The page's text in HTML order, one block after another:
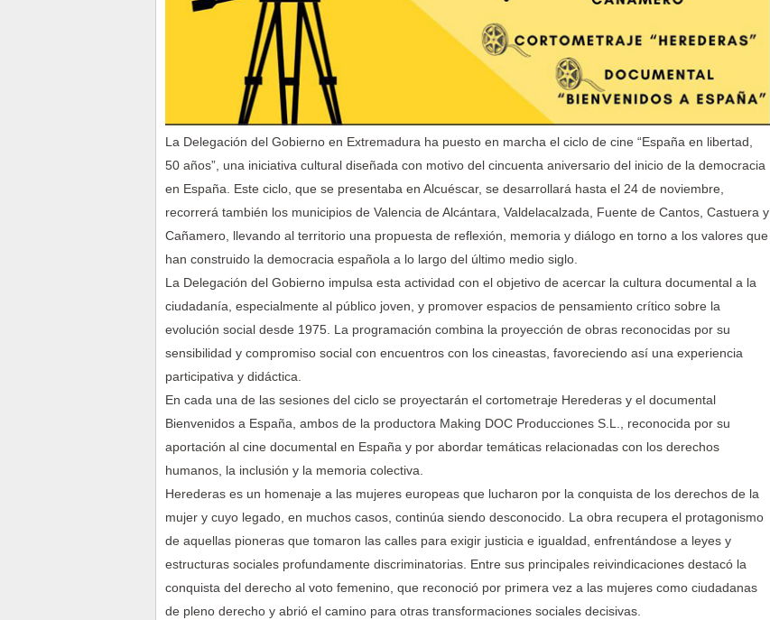
La Delegación del Gobierno en Extremadura ha puesto en marcha el ciclo de cine “España en libertad,
50 años”, una iniciativa cultural diseñada con motivo del cincuenta aniversario del inicio de la democracia
en España. Este ciclo, que se presentaba en Alcuéscar, se desarrollará hasta el 24 de noviembre,
recorrerá también los municipios de Valencia de Alcántara, Valdelacalzada, Fuente de Cantos, Castuera y
Cañamero, llevando al territorio una propuesta de reflexión, memoria y diálogo en torno a los valores que
han construido la democracia española a lo largo del último medio siglo.
La Delegación del Gobierno impulsa esta actividad con el objetivo de acercar la cultura documental a la
ciudadanía, especialmente al público joven, y promover espacios de pensamiento crítico sobre la
evolución social desde 1975. La programación combina la proyección de obras reconocidas por su
sensibilidad y compromiso social con encuentros con los cineastas, favoreciendo así una experiencia
participativa y didáctica.
En cada una de las sesiones del ciclo se proyectarán el cortometraje Herederas y el documental
Bienvenidos a España, ambos de la productora Making DOC Producciones S.L., reconocida por su
aportación al cine documental en España y por abordar temáticas relacionadas con los derechos
humanos, la inclusión y la memoria colectiva.
Herederas es un homenaje a las mujeres europeas que lucharon por la conquista de los derechos de la
mujer y cuyo legado, en muchos casos, continúa siendo desconocido. La obra recupera el protagonismo
de aquellas pioneras que tomaron las calles para exigir justicia e igualdad, enfrentándose a leyes y
estructuras sociales profundamente discriminatorias. Entre sus principales reivindicaciones destacó la
conquista del derecho al voto femenino, que reconoció por primera vez a las mujeres como ciudadanas
de pleno derecho y abrió el camino para otras transformaciones sociales decisivas.